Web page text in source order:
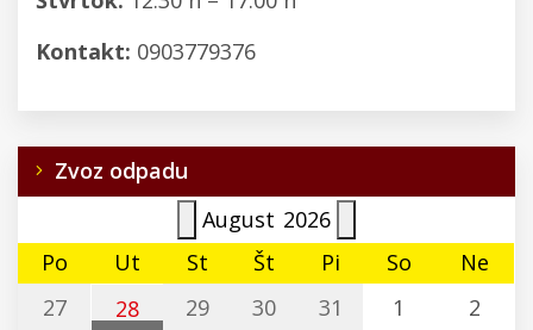
Kontakt: 0903779376
Zvoz odpadu
August 2026
Po
Ut St Št Pi So
Ne
27
28
29 30 31 1
2